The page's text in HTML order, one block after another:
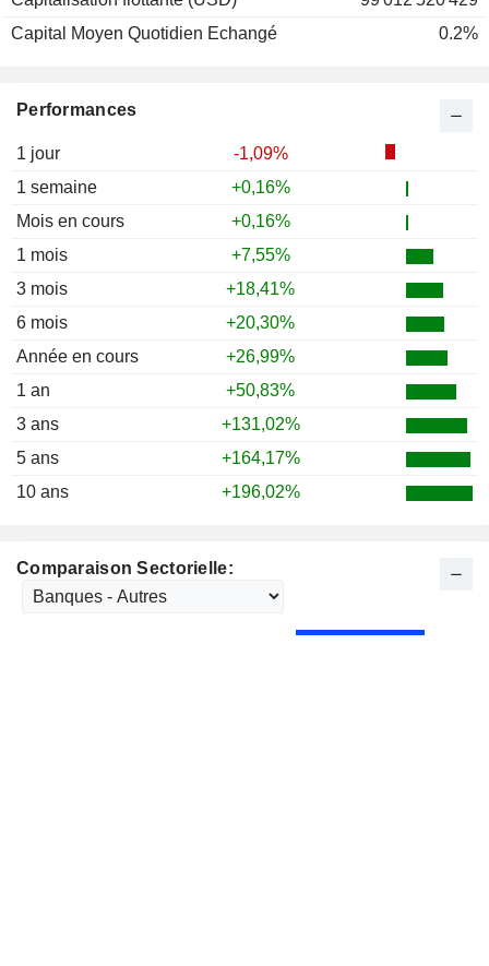
Performances
1 jour
-1,09%
1 semaine
+0,16%
Mois en cours
+0,16%
1 mois
+7,55%
3 mois
+18,41%
6 mois
+20,30%
Année en cours
+26,99%
1 an
+50,83%
3 ans
+131,02%
5 ans
+164,17%
10 ans
+196,02%
Capital Moyen Quotidien Echangé
0.2%
Comparaison Sectorielle: